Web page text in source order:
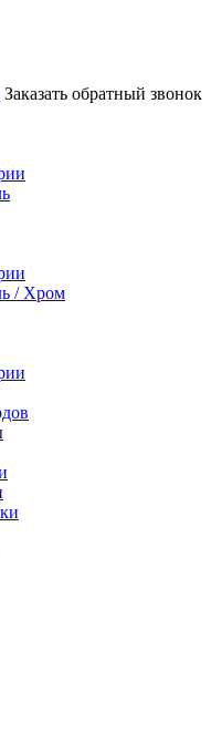
Заказать обратный звонок
/ Хром